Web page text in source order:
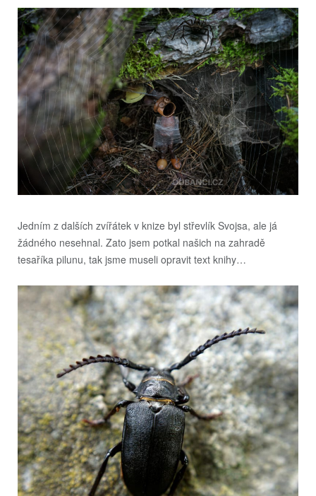
Jedním z dalších zvířátek v knize byl střevlík Svojsa, ale já
žádného nesehnal. Zato jsem potkal našich na zahradě
tesaříka pilunu, tak jsme museli opravit text knihy…